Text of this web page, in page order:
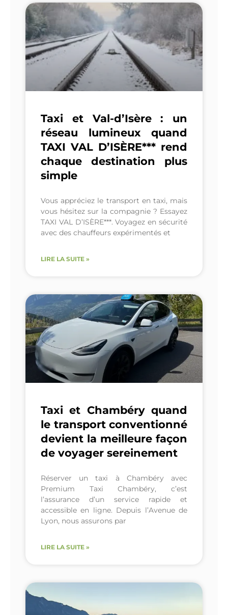
Taxi et Val-d’Isère : un
réseau lumineux quand
TAXI VAL D’ISÈRE*** rend
chaque destination plus
simple
Vous appréciez le transport en taxi, mais
vous hésitez sur la compagnie ? Essayez
TAXI VAL D’ISÈRE***. Voyagez en sécurité
avec des chauffeurs expérimentés et
LIRE LA SUITE »
Taxi et Chambéry quand
le transport conventionné
devient la meilleure façon
de voyager sereinement
Réserver un taxi à Chambéry avec
Premium Taxi Chambéry, c’est
l’assurance d’un service rapide et
accessible en ligne. Depuis l’Avenue de
Lyon, nous assurons par
LIRE LA SUITE »